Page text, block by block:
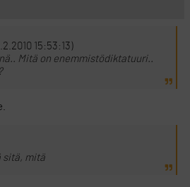
15:53:13)
Mitä on enemmistödiktatuuri..
sitä, mitä